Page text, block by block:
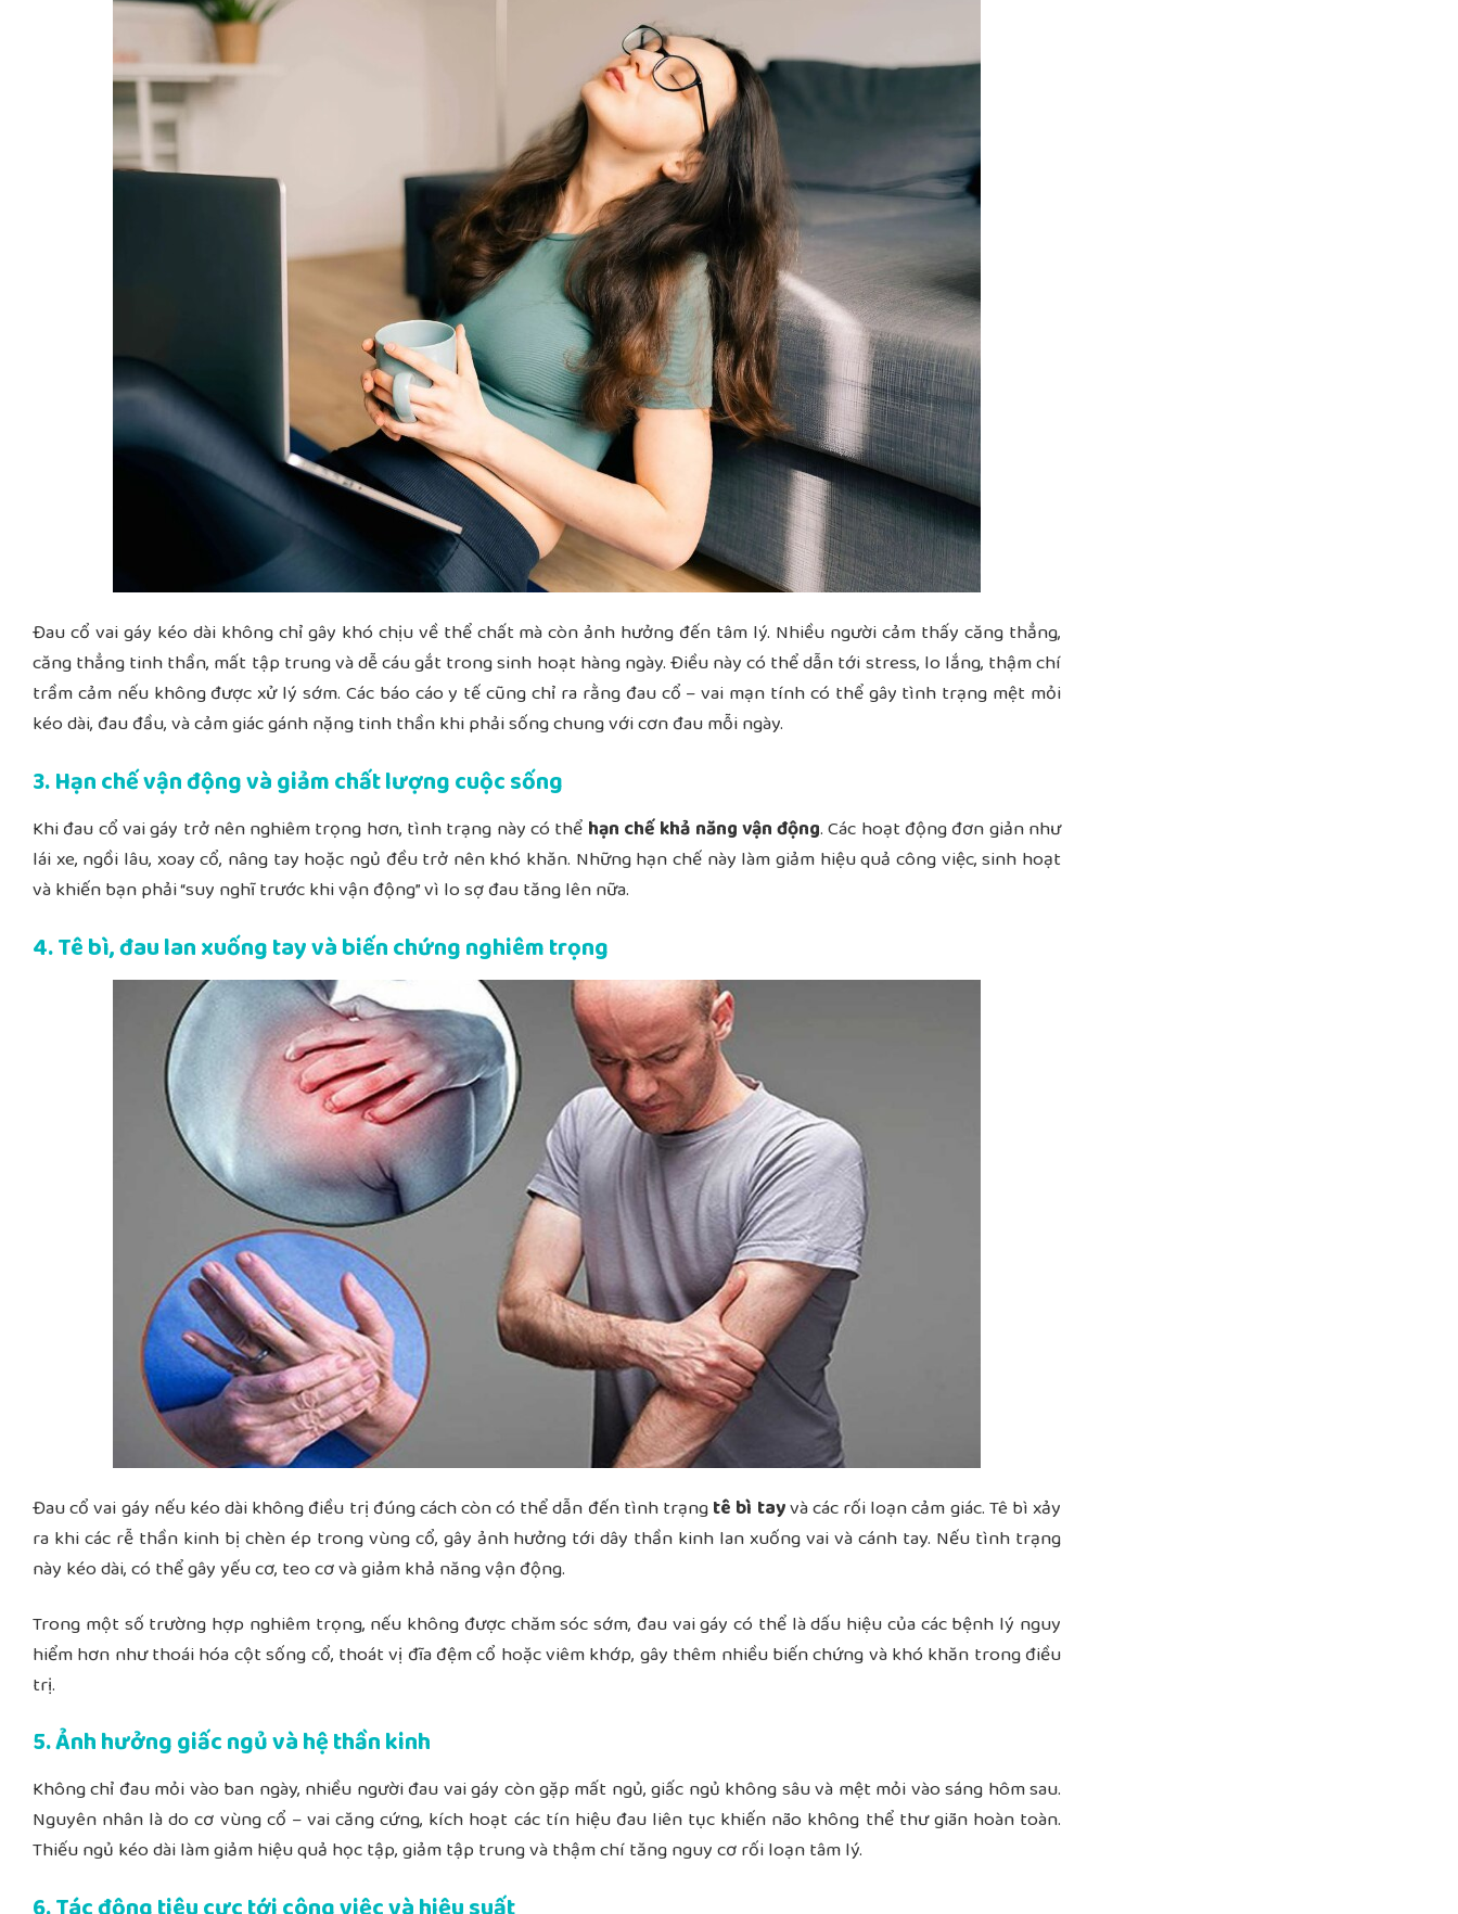
Đau cổ vai gáy kéo dài không chỉ gây khó chịu về thể chất mà còn ảnh hưởng đến tâm lý. Nhiều người cảm thấy căng thẳng,
căng thẳng tinh thần, mất tập trung và dễ cáu gắt trong sinh hoạt hàng ngày. Điều này có thể dẫn tới stress, lo lắng, thậm chí
trầm cảm nếu không được xử lý sớm. Các báo cáo y tế cũng chỉ ra rằng đau cổ – vai mạn tính có thể gây tình trạng mệt mỏi
kéo dài, đau đầu, và cảm giác gánh nặng tinh thần khi phải sống chung với cơn đau mỗi ngày.
3. Hạn chế vận động và giảm chất lượng cuộc sống
Khi đau cổ vai gáy trở nên nghiêm trọng hơn, tình trạng này có thể hạn chế khả năng vận động. Các hoạt động đơn giản như
lái xe, ngồi lâu, xoay cổ, nâng tay hoặc ngủ đều trở nên khó khăn. Những hạn chế này làm giảm hiệu quả công việc, sinh hoạt
và khiến bạn phải “suy nghĩ trước khi vận động” vì lo sợ đau tăng lên nữa.
4. Tê bì, đau lan xuống tay và biến chứng nghiêm trọng
Đau cổ vai gáy nếu kéo dài không điều trị đúng cách còn có thể dẫn đến tình trạngtê bì tayvà các rối loạn cảm giác. Tê bì xảy
ra khi các rễ thần kinh bị chèn ép trong vùng cổ, gây ảnh hưởng tới dây thần kinh lan xuống vai và cánh tay. Nếu tình trạng
này kéo dài, có thể gây yếu cơ, teo cơ và giảm khả năng vận động.
Trong một số trường hợp nghiêm trọng, nếu không được chăm sóc sớm, đau vai gáy có thể là dấu hiệu của các bệnh lý nguy
hiểm hơn nhưthoái hóa cột sống cổ, thoát vị đĩa đệm cổ hoặc viêm khớp, gây thêm nhiều biến chứng và khó khăn trong điều
trị.
5. Ảnh hưởng giấc ngủ và hệ thần kinh
Không chỉ đau mỏi vào ban ngày, nhiều người đau vai gáy còn gặp mất ngủ, giấc ngủ không sâu và mệt mỏi vào sáng hôm sau.
Nguyên nhân là do cơ vùng cổ – vai căng cứng, kích hoạt các tín hiệu đau liên tục khiến não không thể thư giãn hoàn toàn.
Thiếu ngủ kéo dài làm giảm hiệu quả học tập, giảm tập trung và thậm chí tăng nguy cơ rối loạn tâm lý.